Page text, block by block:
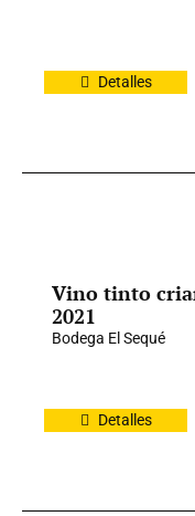
Detalles
Vino tinto
2021
Bodega El Sequé
Detalles